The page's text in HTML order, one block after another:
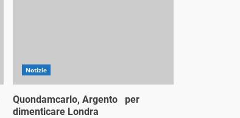
Notizie
Quondamcarlo, Argento per
dimenticare Londra